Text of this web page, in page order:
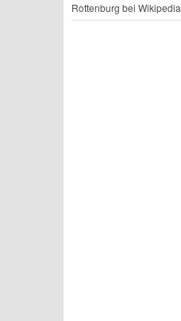
Rottenburg bei Wikipedia